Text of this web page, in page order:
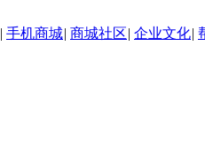
| 手机商城| 商城社区| 企业文化|